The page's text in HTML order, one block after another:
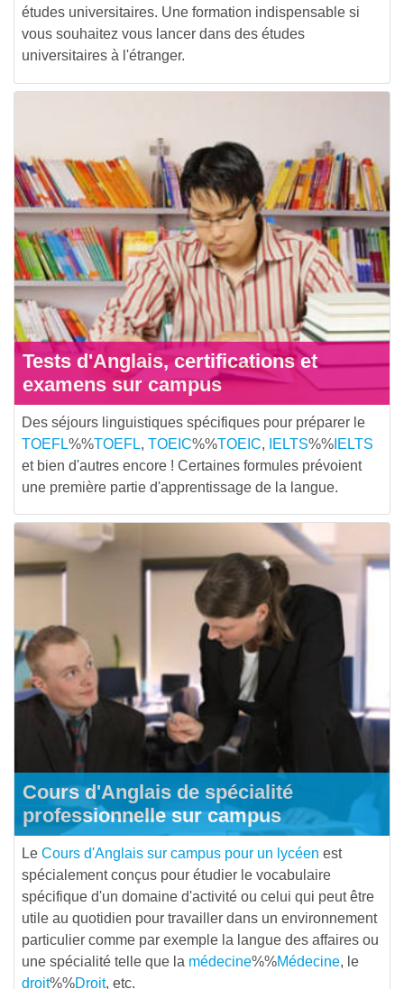
études universitaires. Une formation indispensable si
vous souhaitez vous lancer dans des études
universitaires à l'étranger.
Tests d'Anglais, certifications et
examens sur campus
Des séjours linguistiques spécifiques pour préparer le
TOEFL%%TOEFL, TOEIC%%TOEIC, IELTS%% IELTS
et bien d'autres encore ! Certaines formules prévoient
une première partie d'apprentissage de la langue.
Cours d'Anglais de spécialité
professionnelle sur campus
Le Cours d'Anglais sur campus pour un lycéen est
spécialement conçus pour étudier le vocabulaire
spécifique d'un domaine d'activité ou celui qui peut être
utile au quotidien pour travailler dans un environnement
particulier comme par exemple la langue des affaires ou
une spécialité telle que la médecine%%Médecine, le
droit%%Droit, etc.